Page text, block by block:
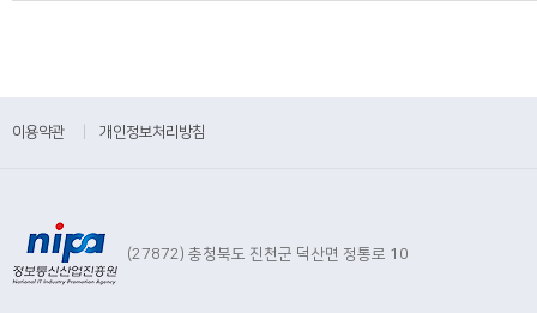
이용약관 개인정보처리방침
(27872) 충청북도 진천군 덕산면 정통로 10